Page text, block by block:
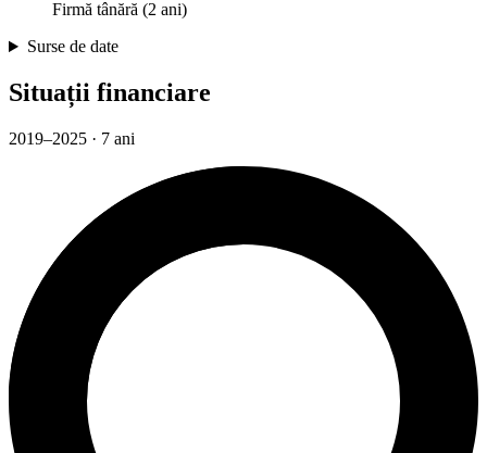
Firmă tânără (2 ani)
Surse de date
Situații financiare
2019–2025 · 7 ani